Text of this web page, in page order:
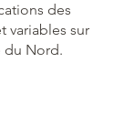
des
variables sur
du Nord.